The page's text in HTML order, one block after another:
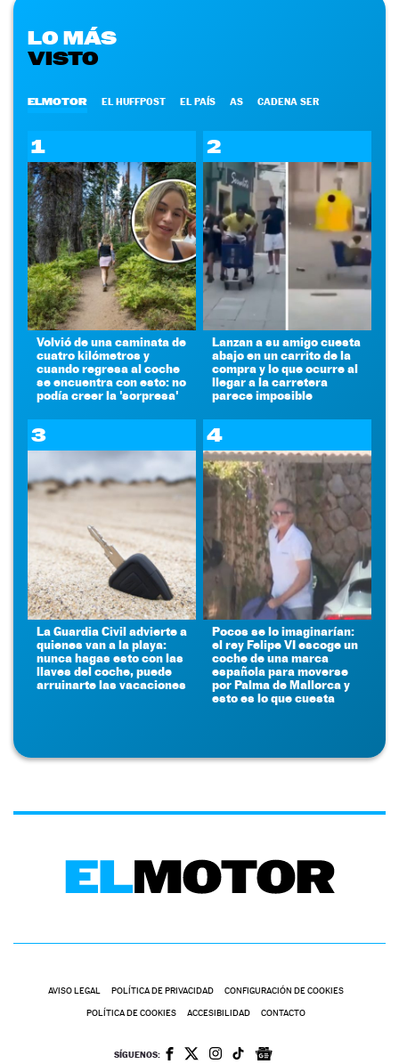
LO MÁS
VISTO
ELMOTOR EL HUFFPOST EL PAÍS AS CADENA SER
1
Volvió de una caminata de
cuatro kilómetros y
cuando regresa al coche
se encuentra con esto: no
podía creer la 'sorpresa'
2
Lanzan a su amigo cuesta
abajo en un carrito de la
compra y lo que ocurre al
llegar a la carretera
parece imposible
3
La Guardia Civil advierte a
quienes van a la playa:
nunca hagas esto con las
llaves del coche, puede
arruinarte las vacaciones
4
Pocos se lo imaginarían:
el rey Felipe VI escoge un
coche de una marca
española para moverse
por Palma de Mallorca y
esto es lo que cuesta
AVISO LEGAL POLÍTICA DE PRIVACIDAD CONFIGURACIÓN DE COOKIES
POLÍTICA DE COOKIES ACCESIBILIDAD CONTACTO
SÍGUENOS: